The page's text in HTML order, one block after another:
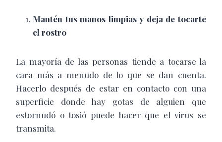
Mantén tus manos limpias y deja de tocarte
el rostro
La mayoría de las personas tiende a tocarse la
cara más a menudo de lo que se dan cuenta.
Hacerlo después de estar en contacto con una
superficie donde hay gotas de alguien que
estornudó o tosió puede hacer que el virus se
transmita.